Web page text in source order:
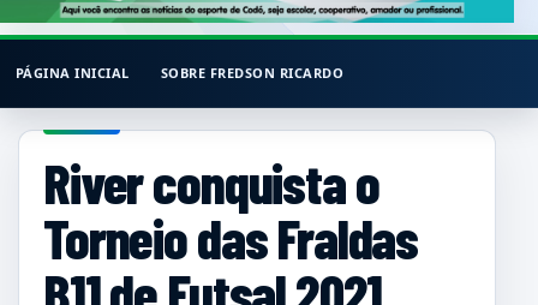
PÁGINA INICIAL SOBRE FREDSON RICARDO
River conquista o
Torneio das Fraldas